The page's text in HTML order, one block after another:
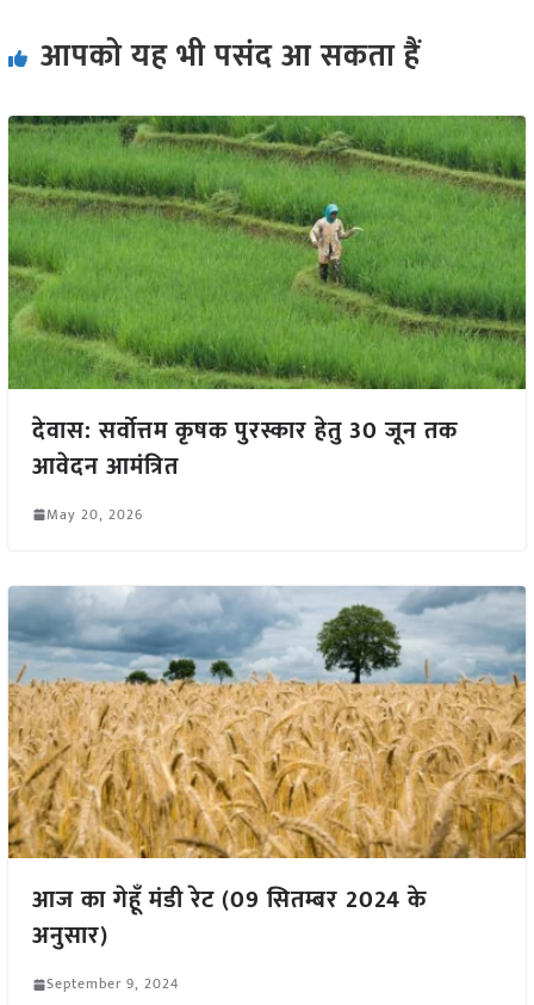
आपको यह भी पसंद आ सकता हैं
देवास: सर्वोत्तम कृषक पुरस्कार हेतु 30 जून तक
आवेदन आमंत्रित
May 20, 2026
आज का गेहूँ मंडी रेट (09 सितम्बर 2024 के
अनुसार)
September 9, 2024